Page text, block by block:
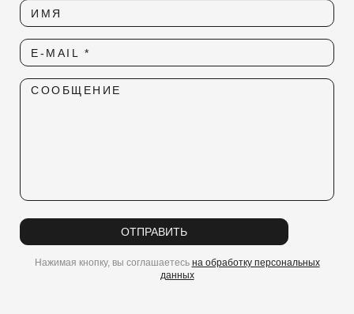
ИМЯ
СООБЩЕНИЕ
E-MAIL *
ОТПРАВИТЬ
Нажимая кнопку, вы соглашаетесь на обработку персональных
данных